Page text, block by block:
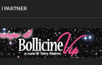
I PARTNER